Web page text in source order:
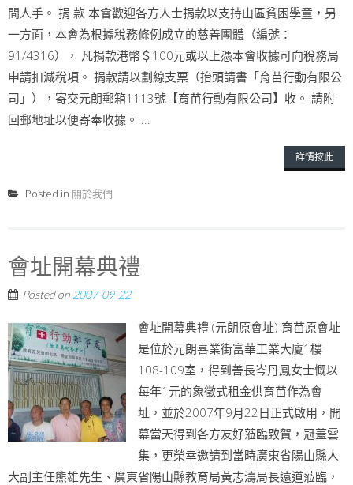
間人手。 捐 款 本會歡迎各方人士捐款以支持山區貧困學童，另
一方面，本會為根據稅務條例成立的慈善團體（編號：
91/4316）， 凡捐款港幣＄100元或以上憑本會收據可向稅務局
申請扣減稅項。 捐款請以劃線支票（抬頭請書「育苗行動有限公
司」），寄交元朗郵箱1113號【育苗行動有限公司】收。 請附
回郵地址以便寄奉收據。 ...
詳情按此
Posted in 關於我們
會址開幕典禮
Posted on 2007-09-22
會址開幕典禮 (元朗原會址) 育苗原會址
是位於元朗喜業街富華工業大廈1樓
108-109室，得到善長岑丹鳳女士慨以
每年1元的象徵式租金供育苗作為會
址，並於2007年9月22日正式啟用，開
幕當天得到各方友好蒞臨致賀，冠蓋雲
集，更榮幸邀請到當時廣東省陽山縣人
大副主任熊雄先生、廣東省陽山縣教育局黃志濤局長遠道蒞臨，